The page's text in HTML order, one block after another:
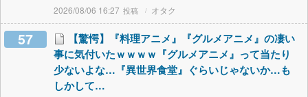
2026/08/06 16:27 オタク
57
【驚愕】『料理アニメ』『グルメアニメ』の凄い
事に気付いたｗｗｗｗ『グルメアニメ』って当たり
少ないよな…『異世界食堂』ぐらいじゃないか…も
しかして…